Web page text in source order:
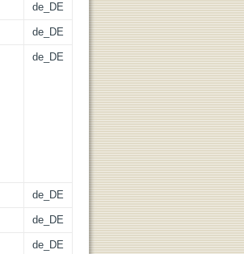
de_DE
de_DE
de_DE
de_DE
de_DE
de_DE